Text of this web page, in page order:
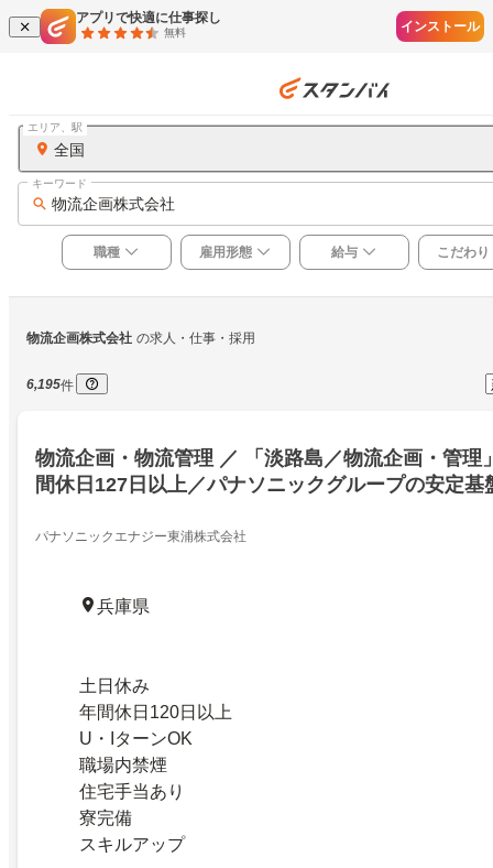
アプリで快適に仕事探し
無料 インストール
全国
エリア、駅
物流企画株式会社
キーワード
職種 雇用形態 給与 こだわり
物流企画株式会社 の求人・仕事・採用
6,195件
物流企画・物流管理 ／ 「淡路島／物流企画・管理
間休日127日以上／パナソニックグループの安定基
パナソニックエナジー東浦株式会社
兵庫県
土日休み
年間休日120日以上
U・IターンOK
職場内禁煙
住宅手当あり
寮完備
スキルアップ